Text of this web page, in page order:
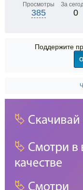
Просмотры
385
За
0
Поддержите